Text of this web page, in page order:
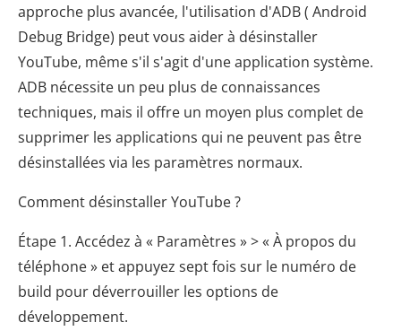
approche plus avancée, l'utilisation d'ADB ( Android
Debug Bridge) peut vous aider à désinstaller
YouTube, même s'il s'agit d'une application système.
ADB nécessite un peu plus de connaissances
techniques, mais il offre un moyen plus complet de
supprimer les applications qui ne peuvent pas être
désinstallées via les paramètres normaux.
Comment désinstaller YouTube ?
Étape 1. Accédez à « Paramètres » > « À propos du
téléphone » et appuyez sept fois sur le numéro de
build pour déverrouiller les options de
développement.